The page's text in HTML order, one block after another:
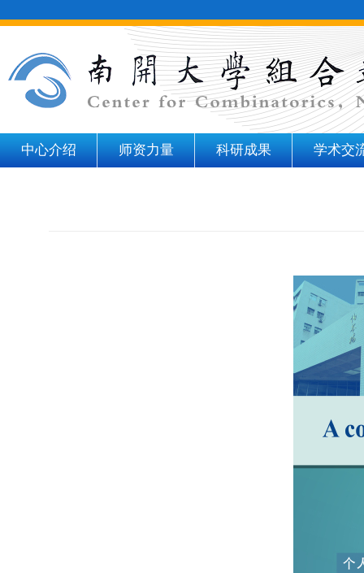
中心介绍 师资力量 科研成果 学术交